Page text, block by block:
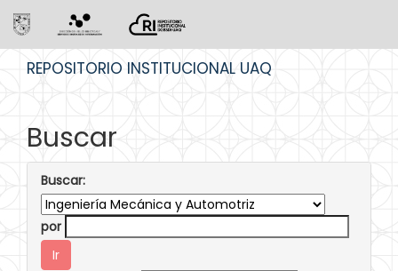
REPOSITORIO INSTITUCIONAL UAQ
Buscar
Buscar:
por